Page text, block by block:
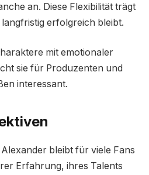
an. Diese Flexibilität trägt
erfolgreich bleibt.
mit emotionaler
sie für Produzenten und
interessant.
bleibt für viele Fans
Erfahrung, ihres Talents